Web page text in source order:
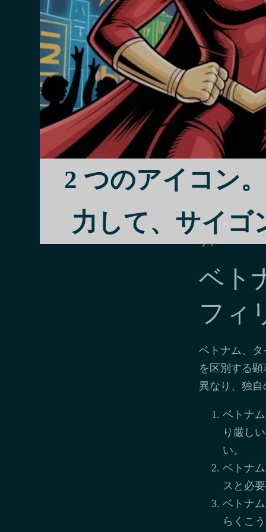
ガールズバ
して働く女
化的認識は
だと見る人
通してバー
この専門職
理解する必
まく乗るこ
気に満ちた
す。
ベト
フィ
ベトナム、
を区別する
異なり、独
ベトナ
り厳し
い。
ベトナ
スと必
ベトナ
らくこ
2 つのアイコン
力して、サイゴ